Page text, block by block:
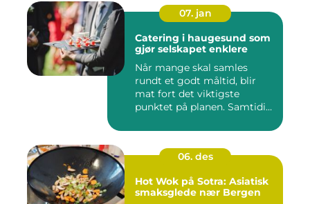
07. jan
Catering i haugesund som
gjør selskapet enklere
Når mange skal samles
rundt et godt måltid, blir
mat fort det viktigste
punktet på planen. Samtidig
06. des
Hot Wok på Sotra: Asiatisk
smaksglede nær Bergen